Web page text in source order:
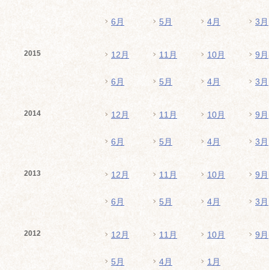
6月 5月 4月 3月
2015 12月 11月 10月 9月
6月 5月 4月 3月
2014 12月 11月 10月 9月
6月 5月 4月 3月
2013 12月 11月 10月 9月
6月 5月 4月 3月
2012 12月 11月 10月 9月
5月 4月 1月